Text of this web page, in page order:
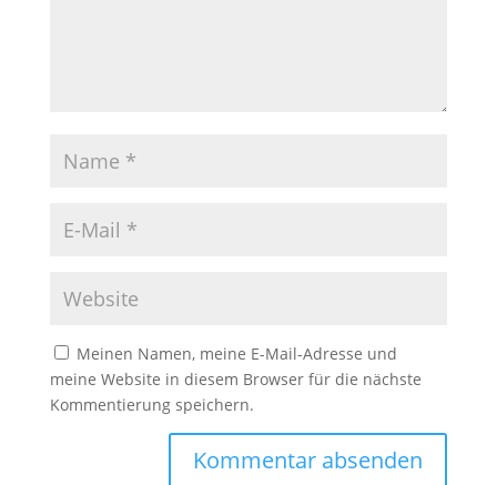
Meinen Namen, meine E-Mail-Adresse und
meine Website in diesem Browser für die nächste
Kommentierung speichern.